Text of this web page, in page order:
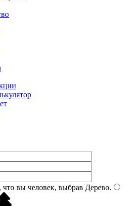
вы человек, выбрав Дерево.